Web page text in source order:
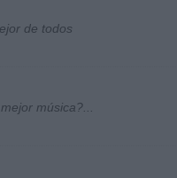
de todos
música?...